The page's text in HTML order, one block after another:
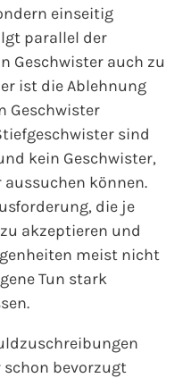
einseitig
parallel der
Geschwister auch zu
ist die Ablehnung
Geschwister
sind
kein Geschwister,
können.
die je
akzeptieren und
meist nicht
Tun stark
bevorzugt